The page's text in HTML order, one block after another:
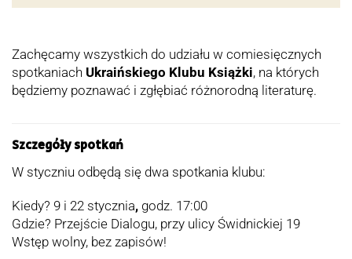
Zachęcamy wszystkich do udziału w comiesięcznych
spotkaniach Ukraińskiego Klubu Książki, na których
będziemy poznawać i zgłębiać różnorodną literaturę.
Szczegóły spotkań
W styczniu odbędą się dwa spotkania klubu:
Kiedy? 9 i 22 stycznia, godz. 17:00
Gdzie? Przejście Dialogu, przy ulicy Świdnickiej 19
Wstęp wolny, bez zapisów!